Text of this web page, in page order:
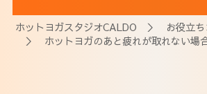
料金
ホットヨガスタジオCALDO ＞ お役立
＞ ホットヨガのあと疲れが取れない場